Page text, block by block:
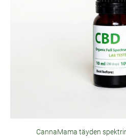
CannaMama täyden